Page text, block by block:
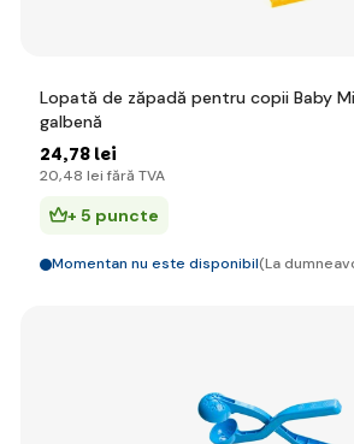
Lopată de zăpadă pentru copii Baby
galbenă
24,78 lei
20,48 lei fără TVA
+ 5 puncte
Momentan nu este disponibil(La